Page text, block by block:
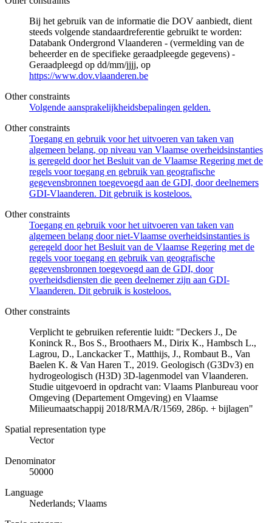
Bij het gebruik van de informatie die DOV aanbiedt, dient
steeds volgende standaardreferentie gebruikt te worden:
Databank Ondergrond Vlaanderen - (vermelding van de
beheerder en de specifieke geraadpleegde gegevens) -
Geraadpleegd op dd/mm/jjjj, op
https://www.dov.vlaanderen.be
Other constraints
Volgende aansprakelijkheidsbepalingen gelden.
Other constraints
Toegang en gebruik voor het uitvoeren van taken van
algemeen belang, op niveau van Vlaamse overheidsinstanties
is geregeld door het Besluit van de Vlaamse Regering met de
regels voor toegang en gebruik van geografische
gegevensbronnen toegevoegd aan de GDI, door deelnemers
GDI-Vlaanderen. Dit gebruik is kosteloos.
Other constraints
Toegang en gebruik voor het uitvoeren van taken van
algemeen belang door niet-Vlaamse overheidsinstanties is
geregeld door het Besluit van de Vlaamse Regering met de
regels voor toegang en gebruik van geografische
gegevensbronnen toegevoegd aan de GDI, door
overheidsdiensten die geen deelnemer zijn aan GDI-
Vlaanderen. Dit gebruik is kosteloos.
Other constraints
Verplicht te gebruiken referentie luidt: "Deckers J., De
Koninck R., Bos S., Broothaers M., Dirix K., Hambsch L.,
Lagrou, D., Lanckacker T., Matthijs, J., Rombaut B., Van
Baelen K. & Van Haren T., 2019. Geologisch (G3Dv3) en
hydrogeologisch (H3D) 3D-lagenmodel van Vlaanderen.
Studie uitgevoerd in opdracht van: Vlaams Planbureau voor
Omgeving (Departement Omgeving) en Vlaamse
Milieumaatschappij 2018/RMA/R/1569, 286p. + bijlagen"
Spatial representation type
Vector
Denominator
50000
Language
Nederlands; Vlaams